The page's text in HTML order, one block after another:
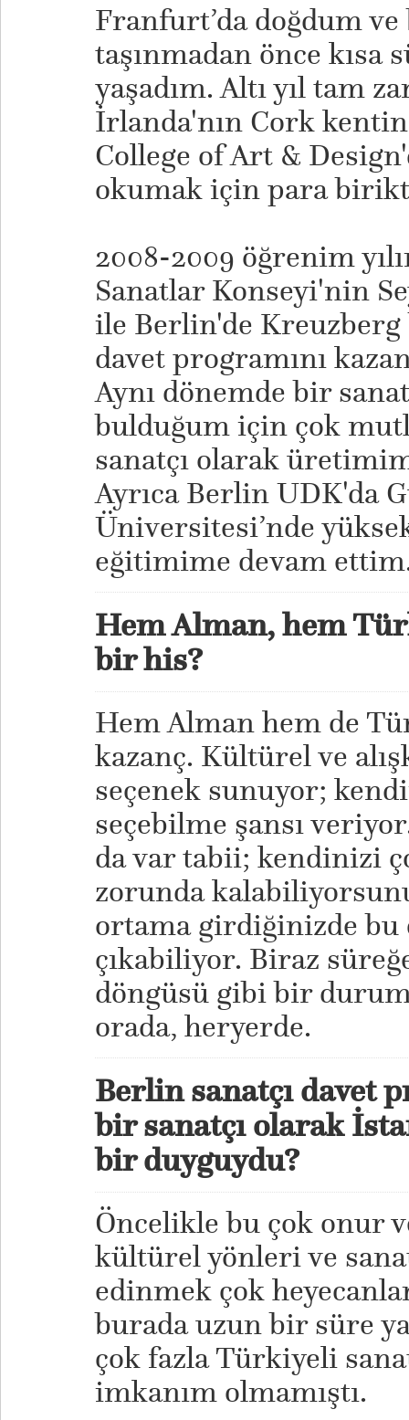
Franfurt’da doğdum
taşınmadan önce kısa
yaşadım. Altı yıl tam
İrlanda'nın Cork
College of Art &
okumak için para
2008-2009 öğrenim
Sanatlar Konseyi'nin
ile Berlin'de Kreuzberg
davet programını
Aynı dönemde bir
bulduğum için çok
sanatçı olarak
Ayrıca Berlin UDK'da
Üniversitesi’nde
eğitimime devam
Hem Alman, hem
bir his?
Hem Alman hem de
kazanç. Kültürel ve
seçenek sunuyor;
seçebilme şansı
da var tabii; kendinizi
zorunda
ortama girdiğinizde bu
çıkabiliyor. Biraz
döngüsü gibi bir
orada, heryerde.
Berlin sanatçı davet
bir sanatçı olarak
bir duyguydu?
Öncelikle bu çok onur
kültürel yönleri ve
edinmek çok
burada uzun bir süre
çok fazla Türkiyeli
imkanım olmamıştı.